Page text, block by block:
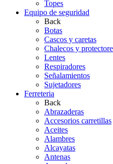
Topes
Equipo de seguridad
Back
Botas
Cascos y caretas
Chalecos y
Lentes
Respiradores
Señalamientos
Sujetadores
Ferreteria
Back
Abrazaderas
Accesorios carretillas
Aceites
Alambres
Alcayatas
Antenas